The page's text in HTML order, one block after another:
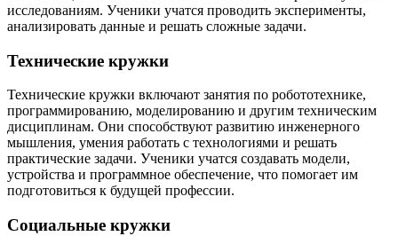
исследованиям. Ученики учатся проводить эксперименты,
анализировать данные и решать сложные задачи.
Технические кружки
Технические кружки включают занятия по робототехнике,
программированию, моделированию и другим техническим
дисциплинам. Они способствуют развитию инженерного
мышления, умения работать с технологиями и решать
практические задачи. Ученики учатся создавать модели,
устройства и программное обеспечение, что помогает им
подготовиться к будущей профессии.
Социальные кружки